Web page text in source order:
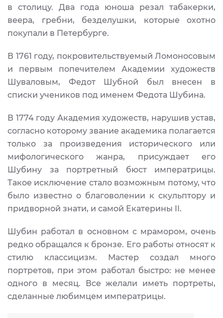
в столицу. Два года юноша резал табакерки,
веера, гребни, безделушки, которые охотно
покупали в Петербурге.
В 1761 году, покровительствуемый Ломоносовым
и первым попечителем Академии художеств
Шуваловым, Федот Шубной был внесен в
списки учеников под именем Федота Шубина.
В 1774 году Академия художеств, нарушив устав,
согласно которому звание академика полагается
только за произведения исторического или
мифологического жанра, присуждает его
Шубину за портретный бюст императрицы.
Такое исключение стало возможным потому, что
было известно о благоволении к скульптору и
придворной знати, и самой Екатерины II.
Шубин работал в основном с мрамором, очень
редко обращался к бронзе. Его работы относят к
стилю классицизм. Мастер создал много
портретов, при этом работал быстро: не менее
одного в месяц. Все желали иметь портреты,
сделанные любимцем императрицы.